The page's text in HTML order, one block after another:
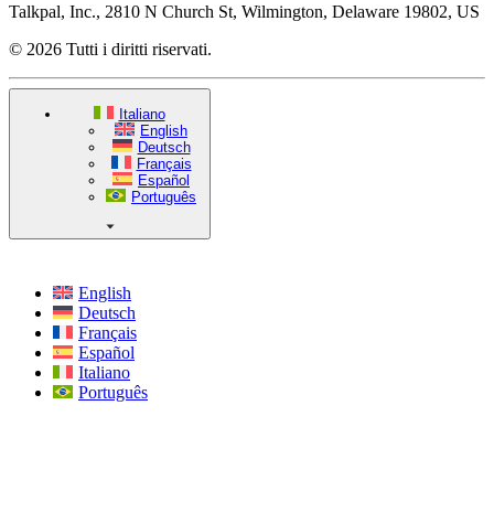
Talkpal, Inc., 2810 N Church St, Wilmington, Delaware 19802, US
© 2026 Tutti i diritti riservati.
Italiano
English
Deutsch
Français
Español
Português
English
Deutsch
Français
Español
Italiano
Português